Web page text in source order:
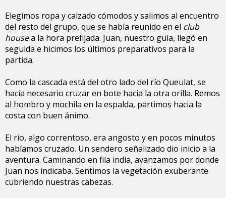
Elegimos ropa y calzado cómodos y salimos al encuentro
del resto del grupo, que se había reunido en el club
housea la hora prefijada. Juan, nuestro guía, llegó en
seguida e hicimos los últimos preparativos para la
partida.
Como la cascada está del otro lado del río Queulat, se
hacía necesario cruzar en bote hacia la otra orilla. Remos
al hombro y mochila en la espalda, partimos hacia la
costa con buen ánimo.
El río, algo correntoso, era angosto y en pocos minutos
habíamos cruzado. Un sendero señalizado dio inicio a la
aventura. Caminando en fila india, avanzamos por donde
Juan nos indicaba. Sentimos la vegetación exuberante
cubriendo nuestras cabezas.